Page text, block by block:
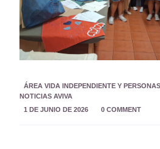
ÁREA VIDA INDEPENDIENTE Y
NOTICIAS AVIVA
1 DE JUNIO DE 2026
0 COMMENT